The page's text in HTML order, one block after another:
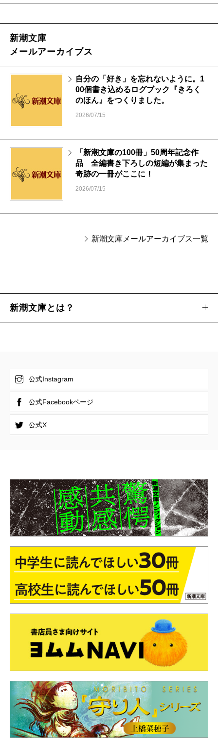
新潮文庫
メールアーカイブス
自分の「好き」を忘れないように。1
00個書き込めるログブック『きろく
のほん』をつくりました。
2026/07/15
「新潮文庫の100冊」50周年記念作
品 全編書き下ろしの短編が集まった
奇跡の一冊がここに！
2026/07/15
新潮文庫メールアーカイブス一覧
新潮文庫とは？
公式Instagram
公式Facebookページ
公式X